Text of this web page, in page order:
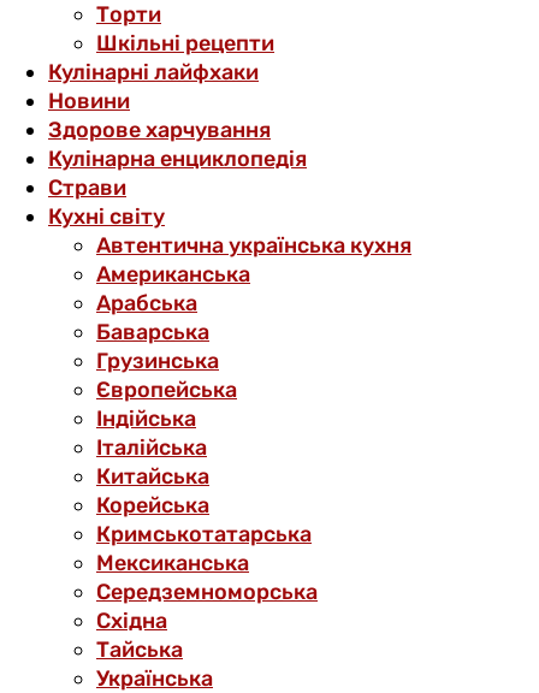
Торти
Шкільні рецепти
Кулінарні лайфхаки
Новини
Здорове харчування
Кулінарна енциклопедія
Страви
Кухні світу
Автентична українська кухня
Американська
Арабська
Баварська
Грузинська
Європейська
Індійська
Італійська
Китайська
Корейська
Кримськотатарська
Мексиканська
Середземноморська
Східна
Тайська
Українська